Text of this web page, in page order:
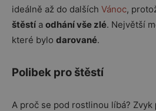
ideálně až do dalších Vánoc,
štěstí a odhání vše zlé. Největší
které bylo darované.
Polibek pro štěstí
A proč se pod rostlinou líbá? Zvyk